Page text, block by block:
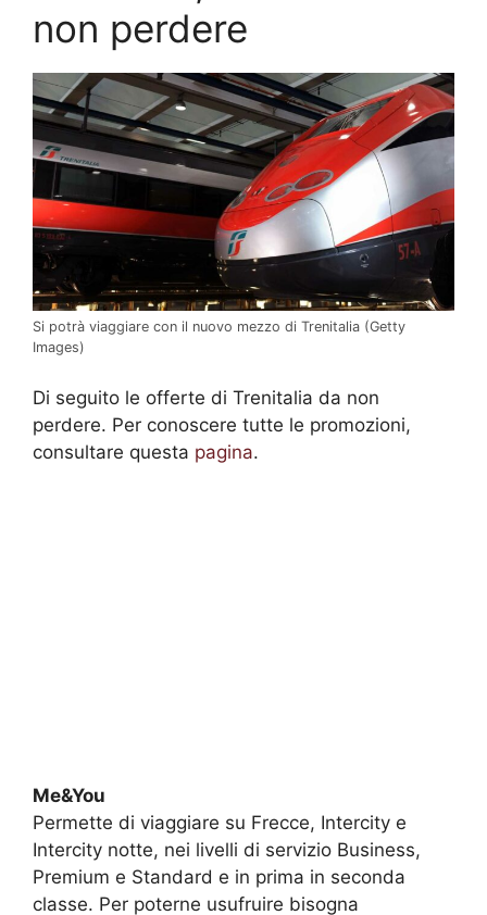
non perdere
Si potrà viaggiare con il nuovo mezzo di Trenitalia (Getty
Images)
Di seguito le offerte di Trenitalia da non
perdere. Per conoscere tutte le promozioni,
consultare questa pagina.
Me&You
Permette di viaggiare su Frecce, Intercity e
Intercity notte, nei livelli di servizio Business,
Premium e Standard e in prima in seconda
classe. Per poterne usufruire bisogna